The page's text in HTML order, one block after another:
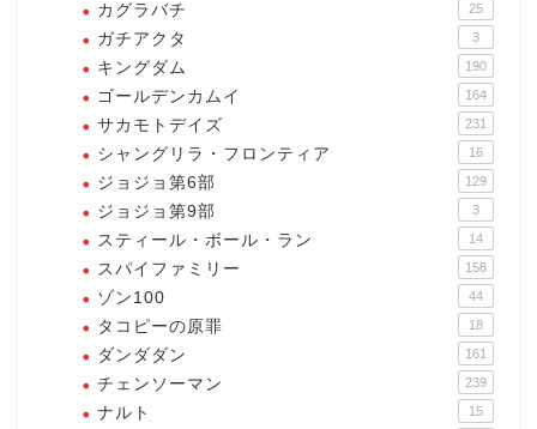
カグラバチ 25
ガチアクタ 3
キングダム 190
ゴールデンカムイ 164
サカモトデイズ 231
シャングリラ・フロンティア 16
ジョジョ第6部 129
ジョジョ第9部 3
スティール・ボール・ラン 14
スパイファミリー 158
ゾン100 44
タコピーの原罪 18
ダンダダン 161
チェンソーマン 239
ナルト 15